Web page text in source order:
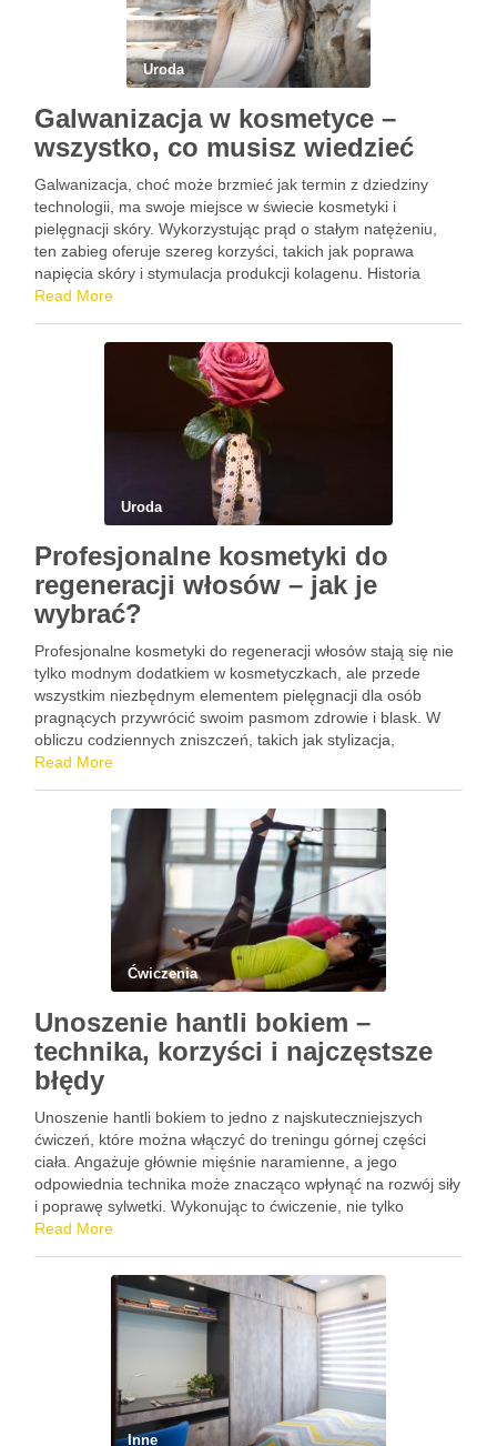
Uroda
Galwanizacja w kosmetyce –
wszystko, co musisz wiedzieć
Galwanizacja, choć może brzmieć jak termin z dziedziny
technologii, ma swoje miejsce w świecie kosmetyki i
pielęgnacji skóry. Wykorzystując prąd o stałym natężeniu,
ten zabieg oferuje szereg korzyści, takich jak poprawa
napięcia skóry i stymulacja produkcji kolagenu. Historia
galwanizacji sięga daleko w przeszłość i wciąż budzi
Read More
Uroda
Profesjonalne kosmetyki do
regeneracji włosów – jak je
wybrać?
Profesjonalne kosmetyki do regeneracji włosów stają się nie
tylko modnym dodatkiem w kosmetyczkach, ale przede
wszystkim niezbędnym elementem pielęgnacji dla osób
pragnących przywrócić swoim pasmom zdrowie i blask. W
obliczu codziennych zniszczeń, takich jak stylizacja,
zanieczyszczenia czy czynniki atmosferyczne, warto sięgnąć
Read More
Ćwiczenia
Unoszenie hantli bokiem –
technika, korzyści i najczęstsze
błędy
Unoszenie hantli bokiem to jedno z najskuteczniejszych
ćwiczeń, które można włączyć do treningu górnej części
ciała. Angażuje głównie mięśnie naramienne, a jego
odpowiednia technika może znacząco wpłynąć na rozwój siły
i poprawę sylwetki. Wykonując to ćwiczenie, nie tylko
wzmacniasz swoje barki, ale także poprawiasz koordynację
Read More
Inne